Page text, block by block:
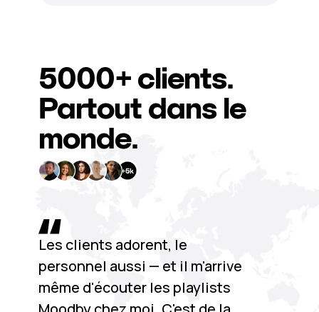
Les clients adorent, le
personnel aussi — et il m'arrive
même d'écouter les playlists
5000+ clients.
Partout dans le
monde.